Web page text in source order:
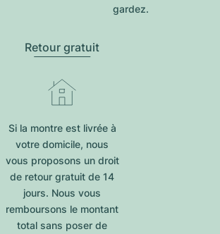
gardez.
Retour gratuit
Si la montre est livrée à
votre domicile, nous
vous proposons un droit
de retour gratuit de 14
jours. Nous vous
remboursons le montant
total sans poser de